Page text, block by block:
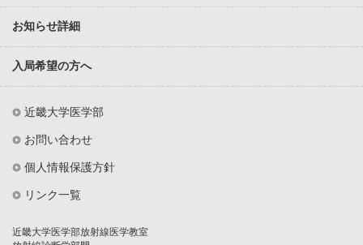
お知らせ詳細
入局希望の方へ
近畿大学医学部
お問い合わせ
個人情報保護方針
リンク一覧
近畿大学医学部放射線医学教室